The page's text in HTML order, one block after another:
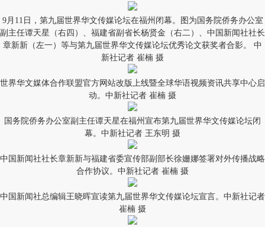
9月11日，第九届世界华文传媒论坛在福州闭幕。图为国务院侨务办公室
副主任谭天星（右四）、福建省副省长杨贤金（右二）、中国新闻社社长
章新新（左一）等与第九届世界华文传媒论坛优秀论文获奖者合影。 中
新社记者 崔楠 摄
世界华文媒体合作联盟官方网站改版上线暨全球华语视频资讯共享中心启
动。中新社记者 崔楠 摄
国务院侨务办公室副主任谭天星在福州宣布第九届世界华文传媒论坛闭
幕。中新社记者 王东明 摄
中国新闻社社长章新新与福建省委宣传部副部长徐姗娜签署对外传播战略
合作协议。中新社记者 崔楠 摄
中国新闻社总编辑王晓晖宣读第九届世界华文传媒论坛宣言。中新社记者
崔楠 摄